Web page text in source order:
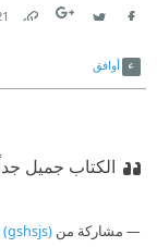
أوافق
الكتاب جميل
مشاركة من